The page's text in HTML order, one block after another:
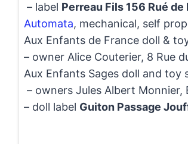
– label Perreau Fils 156 Rué
Automata, mechanical, self
Aux Enfants de France doll &
– owner Alice Couterier, 8 Rue
Aux Enfants Sages doll and toy
– owners Jules Albert Monnier,
– doll label Guiton Passage